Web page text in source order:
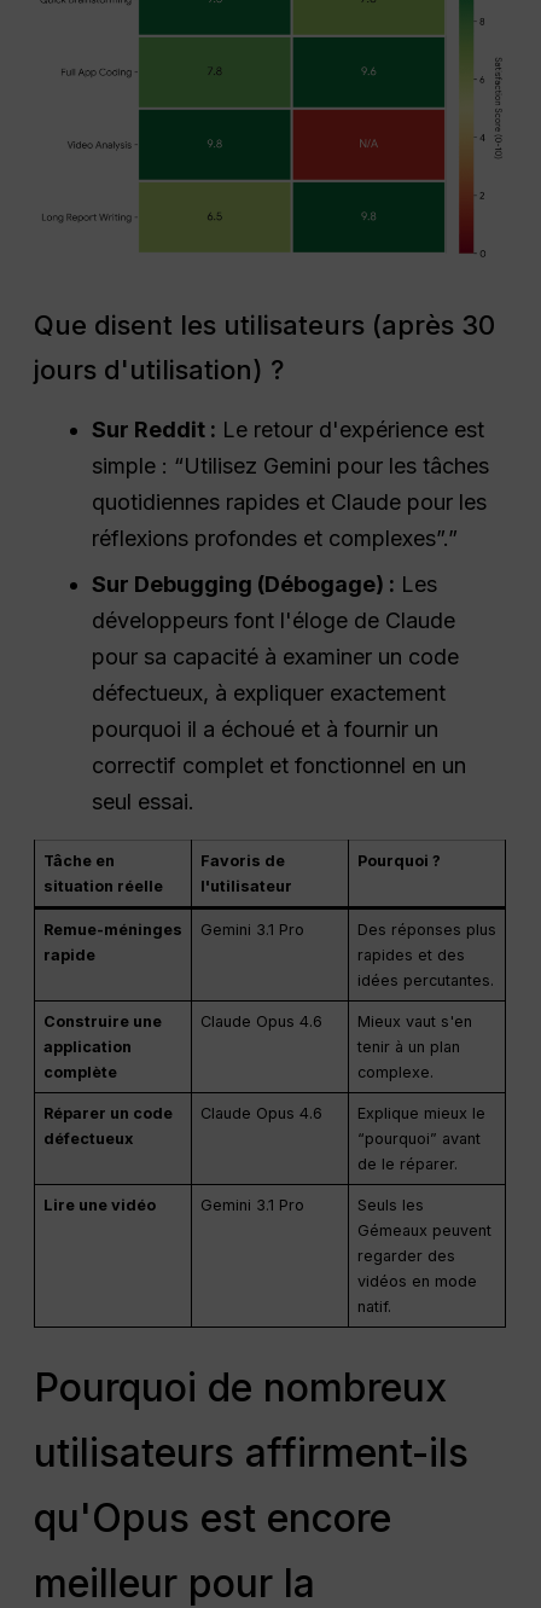
Que disent les utilisateurs (après 30
jours d'utilisation) ?
Sur Reddit : Le retour d'expérience est
simple : “Utilisez Gemini pour les tâches
quotidiennes rapides et Claude pour les
réflexions profondes et complexes”.”
Sur Debugging (Débogage) : Les
développeurs font l'éloge de Claude
pour sa capacité à examiner un code
défectueux, à expliquer exactement
pourquoi il a échoué et à fournir un
correctif complet et fonctionnel en un
seul essai.
Tâche en
situation réelle
Favoris de
l'utilisateur
Pourquoi ?
Remue-méninges
rapide
Gemini 3.1 Pro
Des réponses plus
rapides et des
idées percutantes.
Construire une
application
complète
Claude Opus 4.6
Mieux vaut s'en
tenir à un plan
complexe.
Réparer un code
défectueux
Claude Opus 4.6
Explique mieux le
“pourquoi” avant
de le réparer.
Lire une vidéo Gemini 3.1 Pro
Seuls les
Gémeaux peuvent
regarder des
vidéos en mode
natif.
Pourquoi de nombreux
utilisateurs affirment-ils
qu'Opus est encore
meilleur pour la